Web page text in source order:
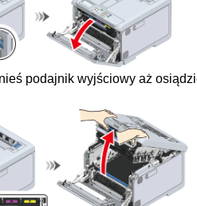
podajnik wyjściowy aż